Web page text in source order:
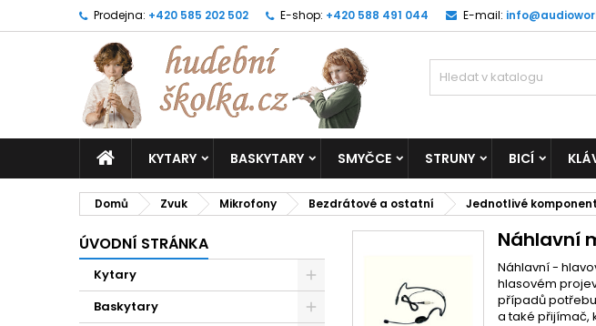
Prodejna: +420 585 202 502 E-shop: +420 588 491 044 E-mail:
KYTARY BASKYTARY SMYČCE STRUNY BICÍ
Domů Zvuk Mikrofony Bezdrátové a ostatní Jednotlivé
ÚVODNÍ STRÁNKA
Kytary
Baskytary
Náhlavní
Náhlavní -
hlasovém
případů
a také přijímač,